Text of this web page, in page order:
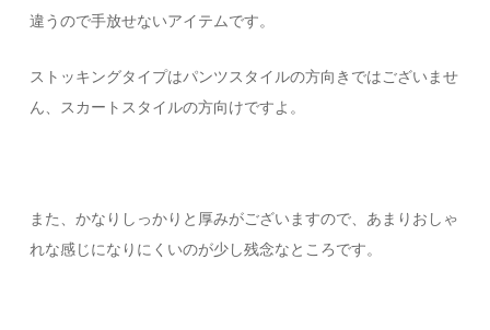
違うので手放せないアイテムです。
ストッキングタイプはパンツスタイルの方向きではございませ
ん、スカートスタイルの方向けですよ。
また、かなりしっかりと厚みがございますので、あまりおしゃ
れな感じになりにくいのが少し残念なところです。